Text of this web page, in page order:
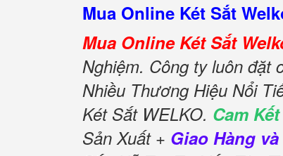
Mua Online Két Sắt
Mua Online Két Sắt
Nghiệm. Công ty luôn đặt
Nhiều Thương Hiệu Nổi
Két Sắt WELKO. Cam
Sản Xuất + Giao Hàng